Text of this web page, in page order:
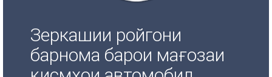
Зеркашии ройгони
барнома барои мағозаи